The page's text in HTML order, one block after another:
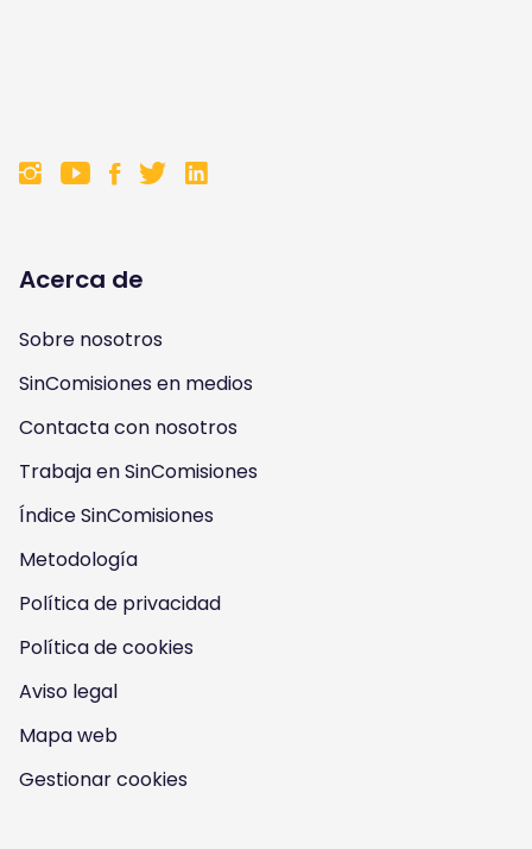
F
l
l
o
w
u
s
o
n
n
s
F
l
o
w
u
s
o
n
o
u
F
l
o
w
u
s
o
n
a
c
F
l
o
w
u
s
n
i
Acerca de
Sobre nosotros
SinComisiones en medios
Contacta con nosotros
Trabaja en SinComisiones
Índice SinComisiones
Metodología
Política de privacidad
Política de cookies
Aviso legal
Mapa web
Gestionar cookies